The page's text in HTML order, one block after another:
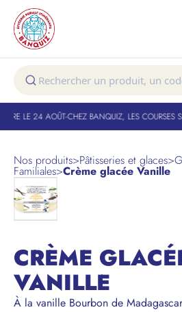
LE 24 AOÛT-CHEZ BANQUIZ, LES COURSES
Nos produits>Pâtisseries et glaces>
Familiales>Crème glacée Vanille
CRÈME
VANILLE
À la vanille Bourbon de